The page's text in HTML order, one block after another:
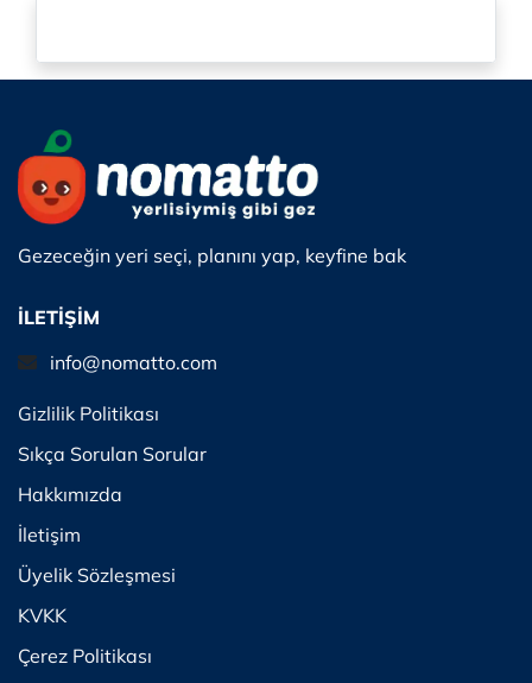
Gezeceğin yeri seçi, planını yap, keyfine bak
İLETİŞİM
info@nomatto.com
Gizlilik Politikası
Sıkça Sorulan Sorular
Hakkımızda
İletişim
Üyelik Sözleşmesi
KVKK
Çerez Politikası